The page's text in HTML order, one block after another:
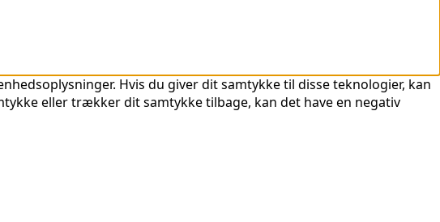
Hvis du giver dit samtykke til disse teknologier, kan
eller trækker dit samtykke tilbage, kan det have en negativ